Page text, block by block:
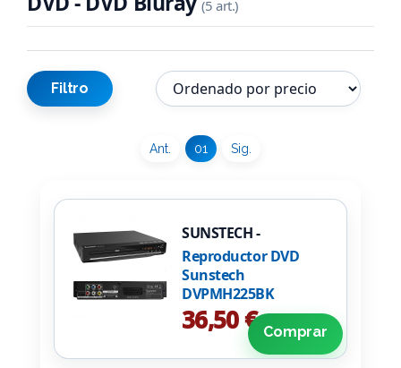
(5 art.)
Filtro
Ant. 01 Sig.
SUNSTECH -
DVPMH225BK
Reproductor DVD
Sunstech
DVPMH225BK
36,50 € Comprar